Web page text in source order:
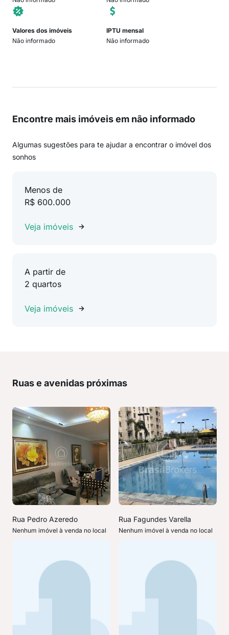
Valores dos imóveis
Não informado
IPTU mensal
Não informado
Encontre mais imóveis em não informado
Algumas sugestões para te ajudar a encontrar o imóvel dos
sonhos
Menos de
R$ 600.000
Veja imóveis
A partir de
2 quartos
Veja imóveis
Ruas e avenidas próximas
Rua Pedro Azeredo
Nenhum imóvel à venda no local
Rua Fagundes Varella
Nenhum imóvel à venda no local